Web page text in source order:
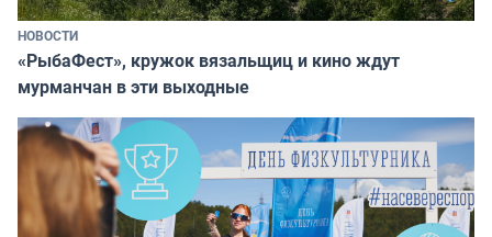
НОВОСТИ
«РыбаФест», кружок вязальщиц и кино ждут
мурманчан в эти выходные